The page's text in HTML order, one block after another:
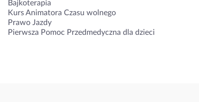
Bajkoterapia
Kurs Animatora Czasu wolnego
Prawo Jazdy
Pierwsza Pomoc Przedmedyczna dla dzieci